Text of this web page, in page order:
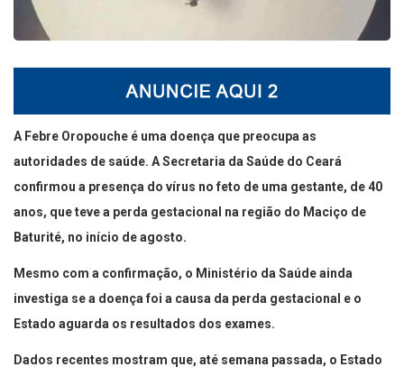
A Febre Oropouche é uma doença que preocupa as
autoridades de saúde. A Secretaria da Saúde do Ceará
confirmou a presença do vírus no feto de uma gestante, de 40
anos, que teve a perda gestacional na região do Maciço de
Baturité, no início de agosto.
Mesmo com a confirmação, o Ministério da Saúde ainda
investiga se a doença foi a causa da perda gestacional e o
Estado aguarda os resultados dos exames.
Dados recentes mostram que, até semana passada, o Estado